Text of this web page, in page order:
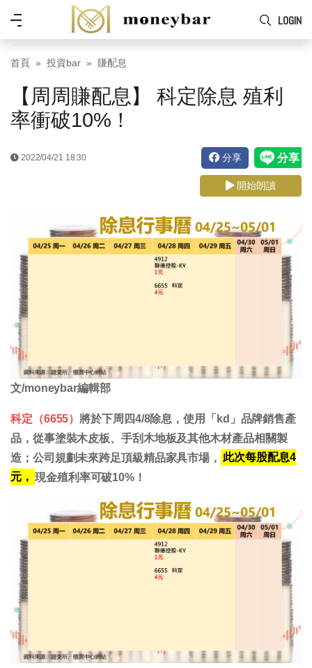
Skip to main content
LOGIN
功
能
表
首頁 投資bar 賺配息
【周周賺配息】 科定除息 殖利
率衝破10%！
2022/04/21 18:30 分享
開始朗讀
文/moneybar編輯部
科定（6655） 將於下周四4/8除息，使用「kd」品牌銷售產
品，從事塗裝木皮板、手刮木地板及其他木材產品相關製
造；公司規劃未來跨足頂級精品家具市場， 此次每股配息4
元， 現金殖利率可破10%！